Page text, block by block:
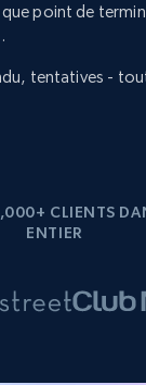
point de
tentatives -
CLIENTS
ENTIER